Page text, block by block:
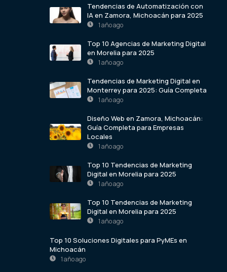
Tendencias de Automatización con
IA en Zamora, Michoacán para 2025
1 año ago
Top 10 Agencias de Marketing Digital
en Morelia para 2025
1 año ago
Tendencias de Marketing Digital en
Monterrey para 2025: Guía Completa
1 año ago
Diseño Web en Zamora, Michoacán:
Guía Completa para Empresas
Locales
1 año ago
Top 10 Tendencias de Marketing
Digital en Morelia para 2025
1 año ago
Top 10 Tendencias de Marketing
Digital en Morelia para 2025
1 año ago
Top 10 Soluciones Digitales para PyMEs en
Michoacán
1 año ago